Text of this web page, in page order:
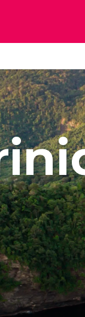
Italia
Reino
Reino
Turquía